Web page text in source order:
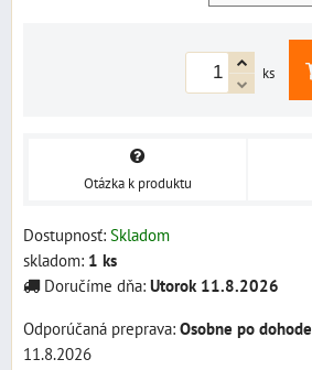
ks
Otázka k produktu
Dostupnosť: Skladom
skladom: 1 ks
Doručíme dňa: Utorok 11.8.2026
Osobne po dohode
11.8.2026